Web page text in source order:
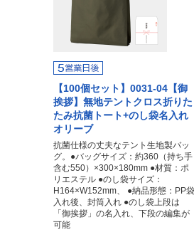
【100個セット】0031-04【御
挨拶】無地テントクロス折りた
たみ抗菌トート+のし袋名入れ
オリーブ
抗菌仕様の丈夫なテント生地製バッ
グ。●バッグサイズ：約360（持ち手
含む550）×300×180mm ●材質：ポ
リエステル ●のし袋サイズ：
H164×W152mm、 ●納品形態：PP袋
入れ後、封筒入れ ●のし袋上段は
「御挨拶」の名入れ、下段の編集が
可能